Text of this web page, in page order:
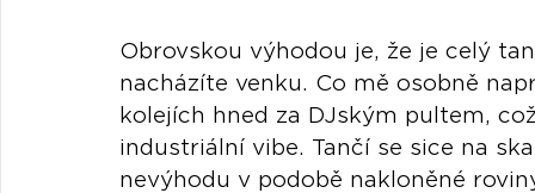
Obrovskou výhodou je, že je celý
nacházíte venku. Co mě osobně
kolejích hned za DJským pultem,
industriální vibe. Tančí se sice na
nevýhodu v podobě nakloněné